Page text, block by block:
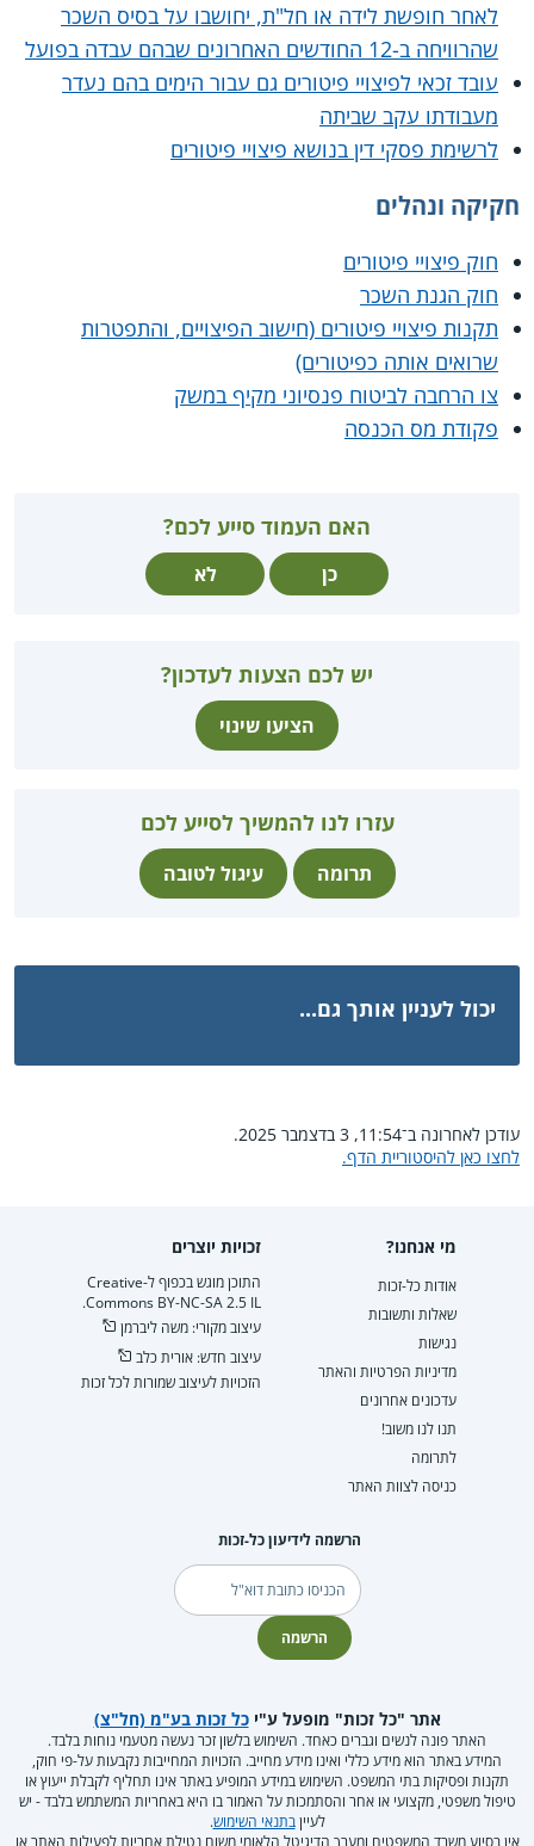
לאחר חופשת לידה או חל"ת, יחושבו על בסיס השכר
שהרוויחה ב-12 החודשים האחרונים שבהם עבדה בפועל
עובד זכאי לפיצויי פיטורים גם עבור הימים בהם נעדר
מעבודתו עקב שביתה
לרשימת פסקי דין בנושא פיצויי פיטורים
חקיקה ונהלים
חוק פיצויי פיטורים
חוק הגנת השכר
תקנות פיצויי פיטורים (חישוב הפיצויים, והתפטרות
שרואים אותה כפיטורים)
צו הרחבה לביטוח פנסיוני מקיף במשק
פקודת מס הכנסה
האם העמוד סייע לכם?
כן לא
יש לכם הצעות לעדכון?
הציעו שינוי
עזרו לנו להמשיך לסייע לכם
תרומה עיגול לטובה
יכול לעניין אותך גם...
עודכן לאחרונה ב־11:54, 3 בדצמבר 2025.
לחצו כאן להיסטוריית הדף.
מי אנחנו?
אודות כל-זכות
שאלות ותשובות
נגישות
מדיניות הפרטיות והאתר
עדכונים אחרונים
תנו לנו משוב!
לתרומה
כניסה לצוות האתר
זכויות יוצרים
התוכן מוגש בכפוף ל-Creative
Commons BY-NC-SA 2.5 IL.
עיצוב מקורי: משה ליברמן
עיצוב חדש: אורית כלב
הזכויות לעיצוב שמורות לכל זכות
הרשמה לידיעון כל-זכות
דוא"ל
הרשמה
אתר "כל זכות" מופעל ע"יכל זכות בע"מ (חל"צ)
האתר פונה לנשים וגברים כאחד. השימוש בלשון זכר נעשה מטעמי נוחות בלבד.
המידע באתר הוא מידע כללי ואינו מידע מחייב. הזכויות המחייבות נקבעות על-פי חוק,
תקנות ופסיקות בתי המשפט. השימוש במידע המופיע באתר אינו תחליף לקבלת ייעוץ או
טיפול משפטי, מקצועי או אחר והסתמכות על האמור בו היא באחריות המשתמש בלבד - יש
לעייןבתנאי השימוש.